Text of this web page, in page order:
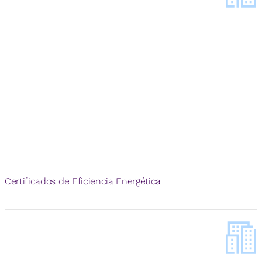
Certificados de Eficiencia Energética